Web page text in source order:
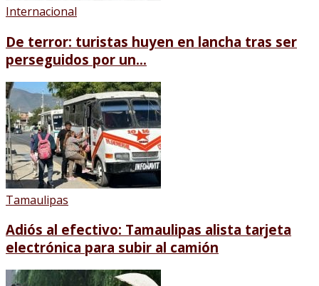
Internacional
De terror: turistas huyen en lancha tras ser
perseguidos por un...
Tamaulipas
Adiós al efectivo: Tamaulipas alista tarjeta
electrónica para subir al camión